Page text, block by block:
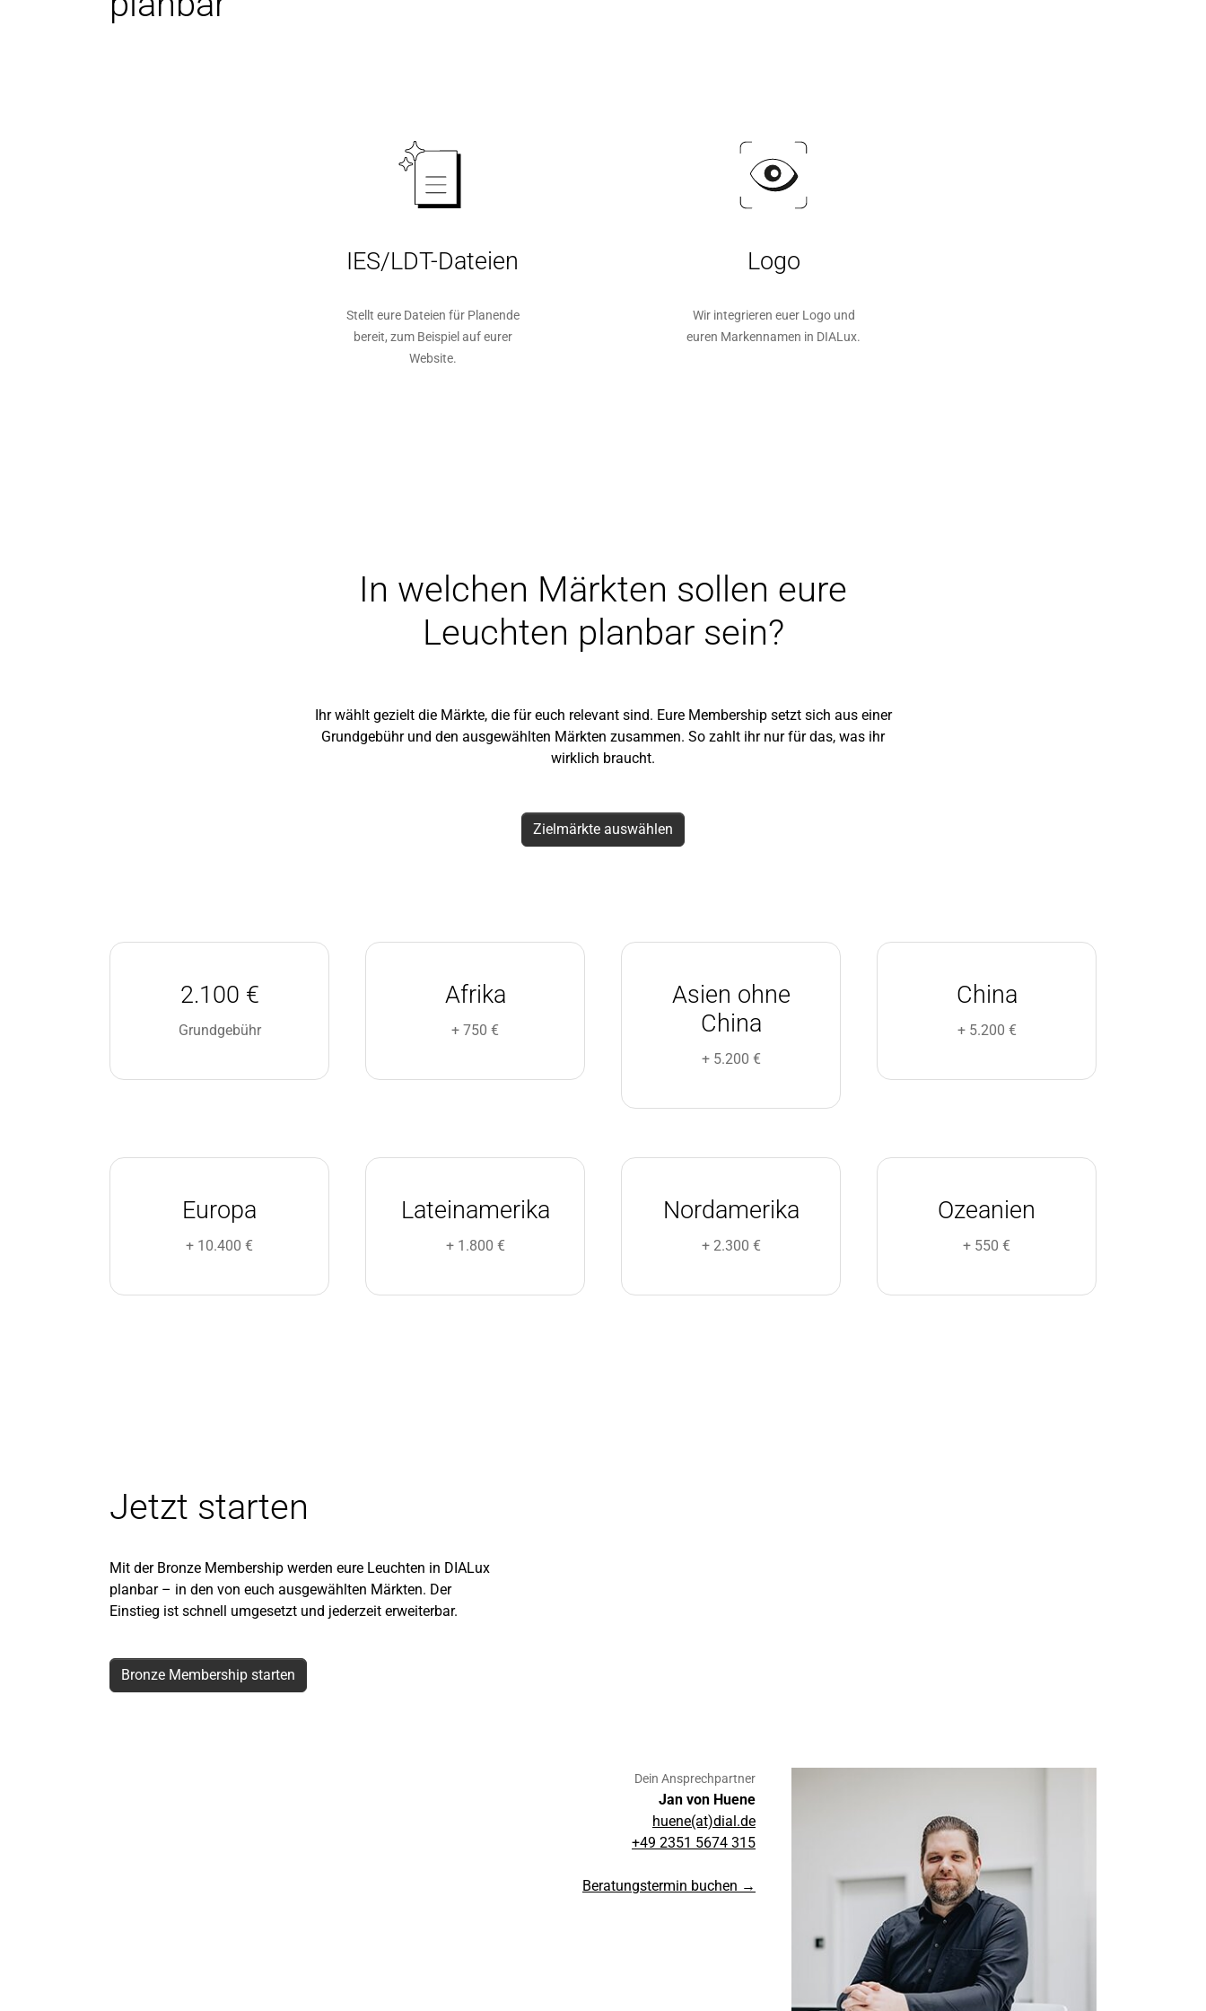
IES/LDT-Dateien
Stellt eure Dateien für Planende
bereit, zum Beispiel auf eurer
Website.
Logo
Wir integrieren euer Logo und
euren Markennamen in DIALux.
In welchen Märkten sollen eure
Leuchten planbar sein?
Ihr wählt gezielt die Märkte, die für euch relevant sind. Eure Membership setzt sich aus einer
Grundgebühr und den ausgewählten Märkten zusammen. So zahlt ihr nur für das, was ihr
wirklich braucht.
Zielmärkte auswählen
2.100 €
Grundgebühr
Afrika
+ 750 €
Asien ohne
China
+ 5.200 €
China
+ 5.200 €
Europa
+ 10.400 €
Lateinamerika
+ 1.800 €
Nordamerika
+ 2.300 €
Ozeanien
+ 550 €
Jetzt starten
Mit der Bronze Membership werden eure Leuchten in DIALux
planbar – in den von euch ausgewählten Märkten. Der
Einstieg ist schnell umgesetzt und jederzeit erweiterbar.
Bronze Membership starten
Dein Ansprechpartner
Jan von Huene
huene(at)dial.de
+49 2351 5674 315
Beratungstermin buchen →